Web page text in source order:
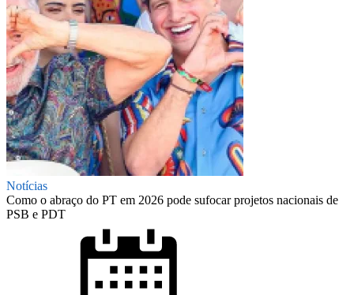
Notícias
Como o abraço do PT em 2026 pode sufocar projetos nacionais de
PSB e PDT